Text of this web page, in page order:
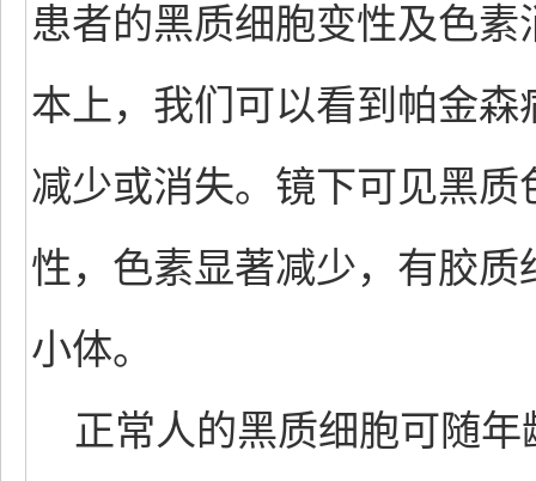
患者的黑质细胞变性及色
本上，我们可以看到帕金
减少或消失。镜下可见黑
性，色素显著减少，有胶
小体。
正常人的黑质细胞可随年